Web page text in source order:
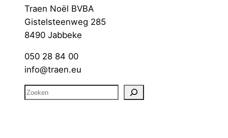
Traen Noël BVBA
Gistelsteenweg 285
8490 Jabbeke
050 28 84 00
info@traen.eu
Z